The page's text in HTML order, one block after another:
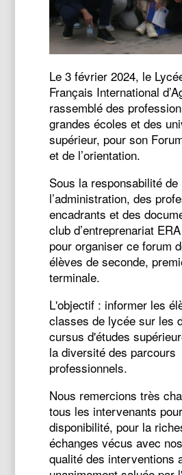
Le 3 février 2024, le
Français International
rassemblé des
grandes écoles et des
supérieur, pour son
et de l’orientation.
Sous la responsabilité de
l’administration, des
encadrants et des
club d’entreprenariat
pour organiser ce forum
élèves de seconde,
terminale.
L'objectif : informer les
classes de lycée sur les
cursus d'études
la diversité des parcours
professionnels.
Nous remercions très
tous les intervenants
disponibilité, pour la
échanges vécus avec
qualité des interventions